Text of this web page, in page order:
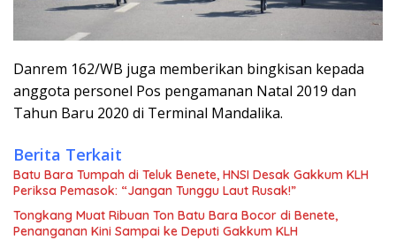
Danrem 162/WB juga memberikan bingkisan kepada
anggota personel Pos pengamanan Natal 2019 dan
Tahun Baru 2020 di Terminal Mandalika.
Berita Terkait
Batu Bara Tumpah di Teluk Benete, HNSI Desak Gakkum KLH
Periksa Pemasok: “Jangan Tunggu Laut Rusak!”
Tongkang Muat Ribuan Ton Batu Bara Bocor di Benete,
Penanganan Kini Sampai ke Deputi Gakkum KLH